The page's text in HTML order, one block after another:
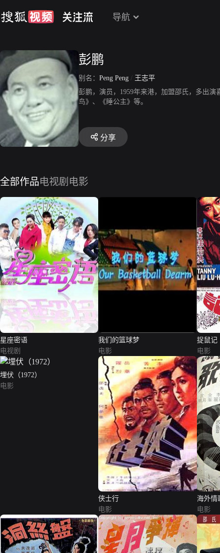
导航
彭鹏
别名： Peng Peng / 王志平
彭鹏，演员，1959年来港，加盟邵氏，多出
鸟》、《睡公主》等。
分享
全部作品电视剧 电影
星座密语
电视剧
我们的篮球梦
电影
捉鼠记
电影
埋伏（1972）
电影
侠士行
电影
海外情
电影